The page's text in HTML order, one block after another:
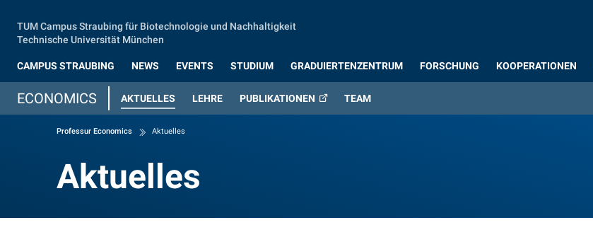
TUM Campus Straubing für Biotechnologie und Nachhaltigkeit
Technische Universität München
CAMPUS STRAUBING NEWS EVENTS STUDIUM GRADUIERTENZENTRUM FORSCHUNG KOOPERATIONEN
ECONOMICS AKTUELLES (AKTUELLER MENÜPUNKT)
LEHRE PUBLIKATIONEN TEAM
Professur Economics Aktuelles
Aktuelles